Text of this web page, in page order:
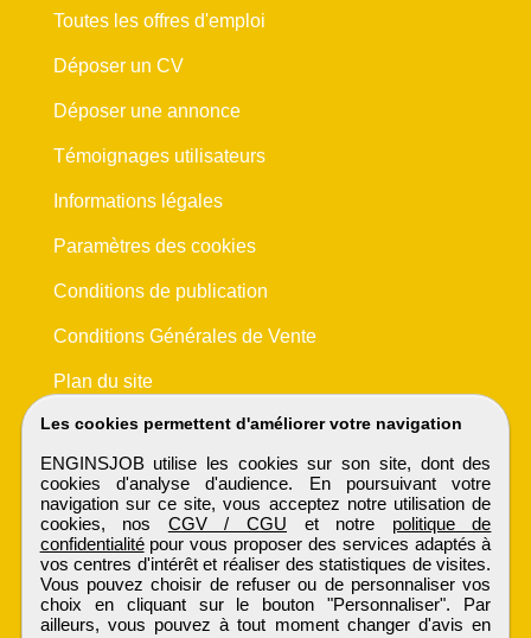
Les cookies permettent d'améliorer votre navigation
ENGINSJOB utilise les cookies sur son site, dont des
cookies d'analyse d'audience. En poursuivant votre
navigation sur ce site, vous acceptez notre utilisation de
cookies, nos CGV / CGU et notre politique de
confidentialitépour vous proposer des services adaptés à
vos centres d'intérêt et réaliser des statistiques de visites.
Vous pouvez choisir de refuser ou de personnaliser vos
choix en cliquant sur le bouton "Personnaliser". Par
ailleurs, vous pouvez à tout moment changer d'avis en
Toutes les offres d'emploi
Déposer un CV
Déposer une annonce
Témoignages utilisateurs
Informations légales
Paramètres des cookies
Conditions de publication
Conditions Générales de Vente
Plan du site